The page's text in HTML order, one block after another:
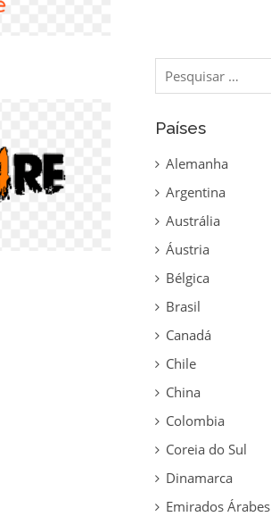
Pesquisar
por:
Países
Alemanha
Argentina
Austrália
Áustria
Bélgica
Brasil
Canadá
Chile
China
Colombia
Coreia do Sul
Dinamarca
Emirados Árabes